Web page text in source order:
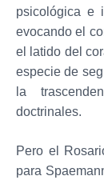
psicológica e
evocando el
el latido del
especie de
la
doctrinales.
Pero el
para